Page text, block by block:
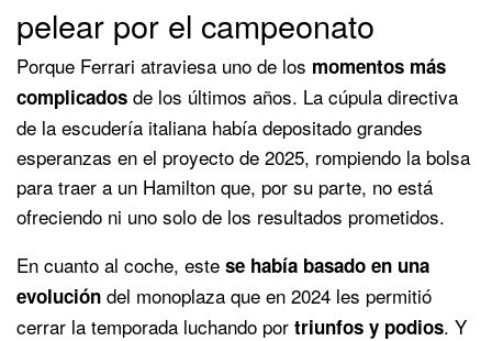
pelear por el campeonato
Porque Ferrari atraviesa uno de los momentos más
complicados de los últimos años. La cúpula directiva
de la escudería italiana había depositado grandes
esperanzas en el proyecto de 2025, rompiendo la bolsa
para traer a un Hamilton que, por su parte, no está
ofreciendo ni uno solo de los resultados prometidos.
En cuanto al coche, este se había basado en una
evolución del monoplaza que en 2024 les permitió
cerrar la temporada luchando por triunfos y podios. Y